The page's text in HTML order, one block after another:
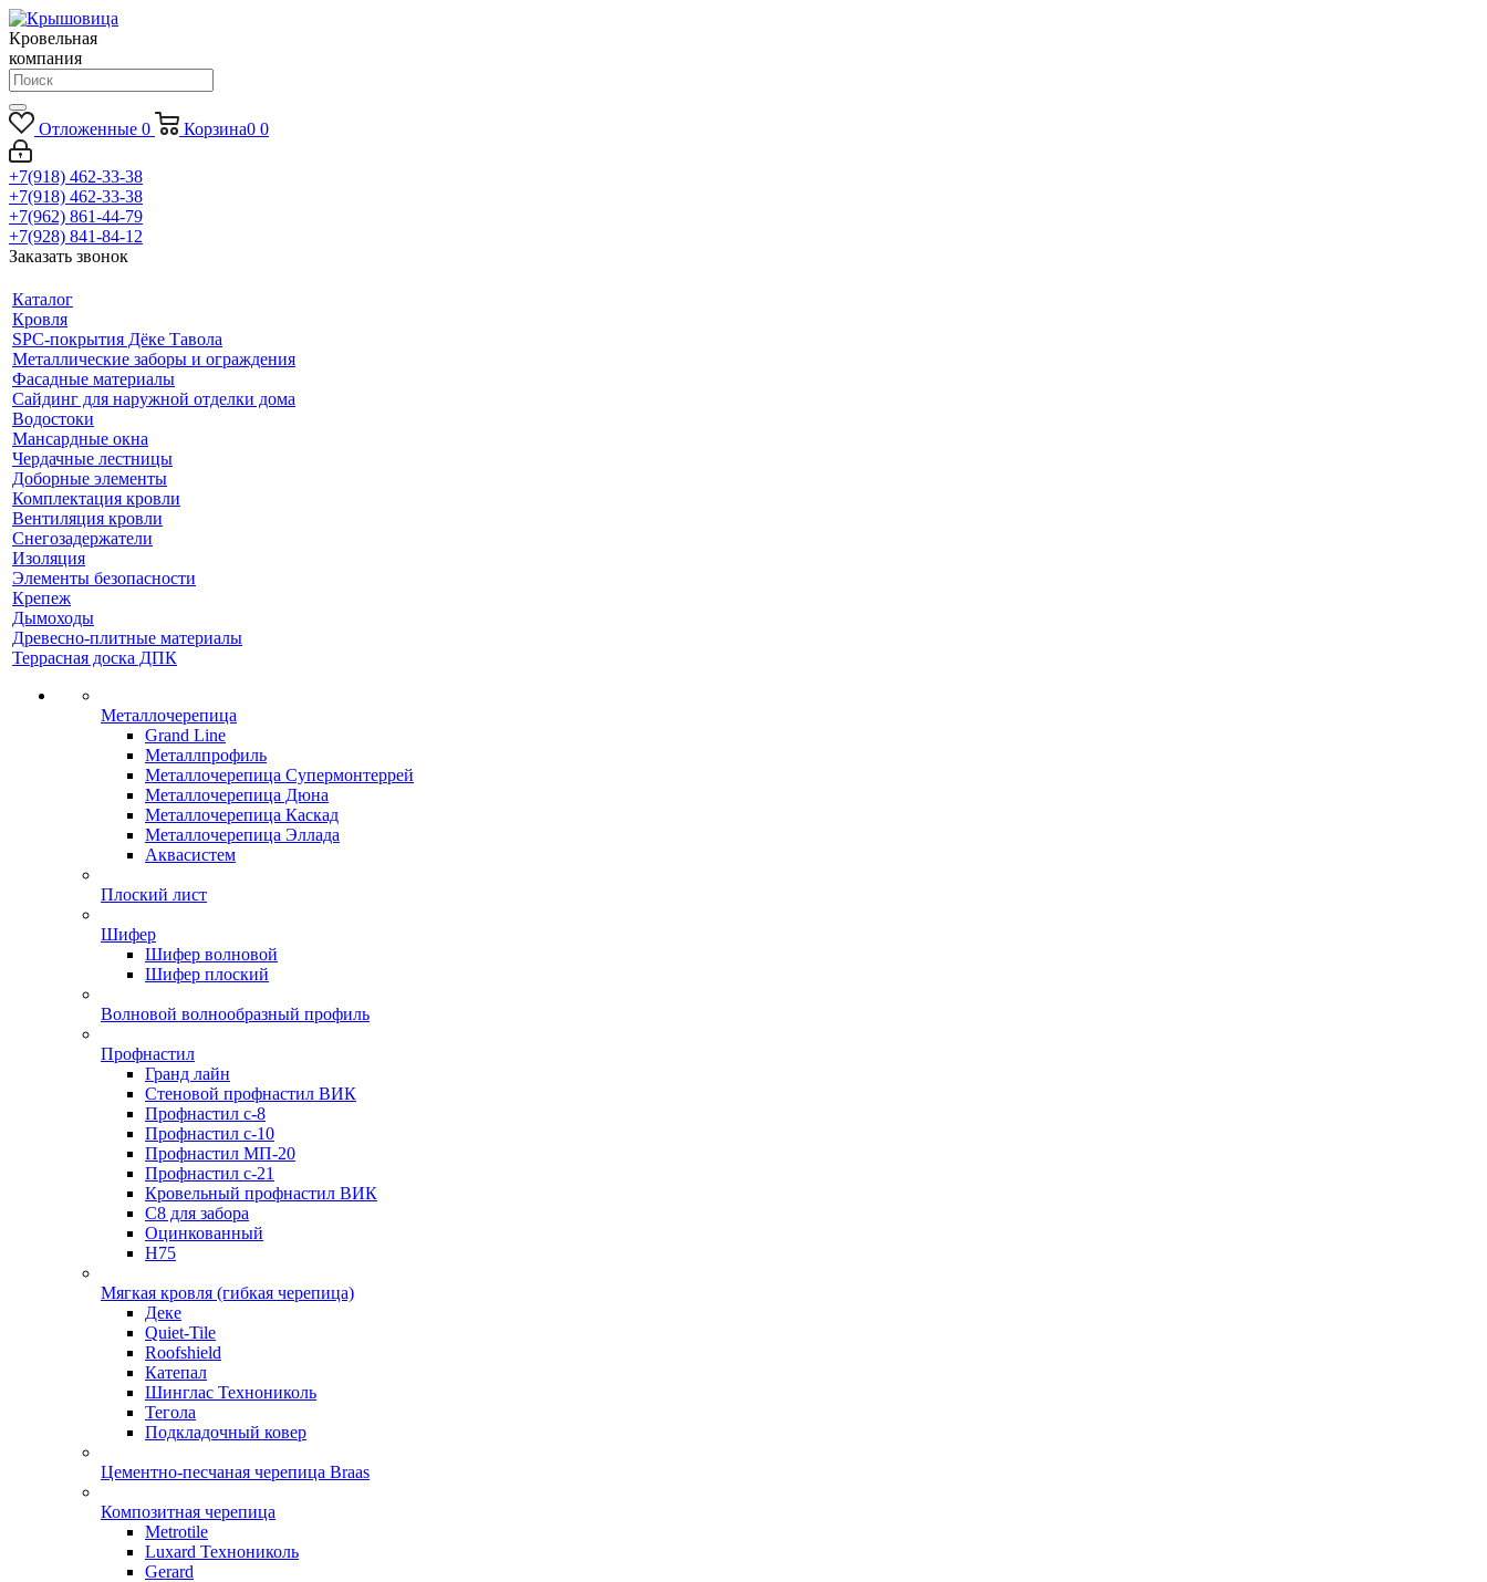
Кровельная
компания
Отложенные 0 Корзина0 0
+7(918) 462-33-38
+7(918) 462-33-38
+7(962) 861-44-79
+7(928) 841-84-12
Заказать звонок
Каталог
Кровля
SPC-покрытия Дёке Тавола
Металлические заборы и ограждения
Фасадные материалы
Сайдинг для наружной отделки дома
Водостоки
Мансардные окна
Чердачные лестницы
Доборные элементы
Комплектация кровли
Вентиляция кровли
Снегозадержатели
Изоляция
Элементы безопасности
Крепеж
Дымоходы
Древесно-плитные материалы
Террасная доска ДПК
Металлочерепица
Grand Line
Металлпрофиль
Металлочерепица Супермонтеррей
Металлочерепица Дюна
Металлочерепица Каскад
Металлочерепица Эллада
Аквасистем
Плоский лист
Шифер
Шифер волновой
Шифер плоский
Волновой волнообразный профиль
Профнастил
Гранд лайн
Стеновой профнастил ВИК
Профнастил с-8
Профнастил с-10
Профнастил МП-20
Профнастил с-21
Кровельный профнастил ВИК
С8 для забора
Оцинкованный
Н75
Мягкая кровля (гибкая черепица)
Деке
Quiet-Tile
Roofshield
Катепал
Шинглас Технониколь
Тегола
Подкладочный ковер
Цементно-песчаная черепица Braas
Композитная черепица
Metrotile
Luxard Технониколь
Gerard